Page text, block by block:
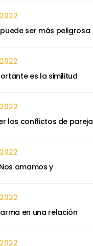
ser más peligrosa
es la similitud
los conflictos de pareja
amamos y
en una relación